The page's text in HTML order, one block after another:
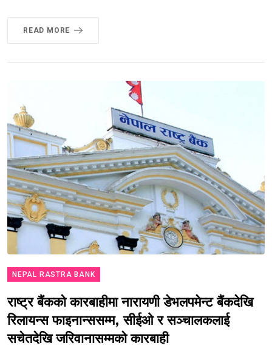
READ MORE
NEPAL RASTRA BANK
राष्ट्र बैंकको कारबाहीमा नारायणी डेभलपमेन्ट बैंकदेखि
रिलायन्स फाइनान्ससम्म, सीईओ र सञ्चालकलाई
सचेतदेखि जरिवानासम्मको कारबाही